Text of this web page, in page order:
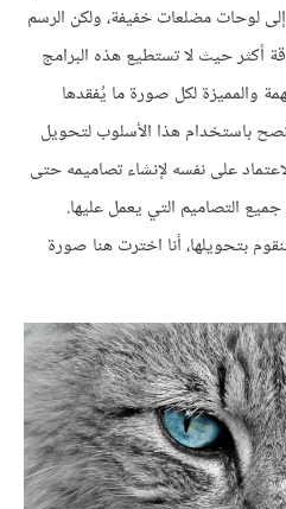
لوحات مضلعات خفيفة، ولكن الرسم
أكثر حيث لا تستطيع هذه البرامج
والمميزة لكل صورة ما يُفقدها
أنصح باستخدام هذا الأسلوب لتحويل
على نفسه لإنشاء تصاميمه حتى
التصاميم التي يعمل عليها.
بتحويلها، أنا اخترت هنا صورة